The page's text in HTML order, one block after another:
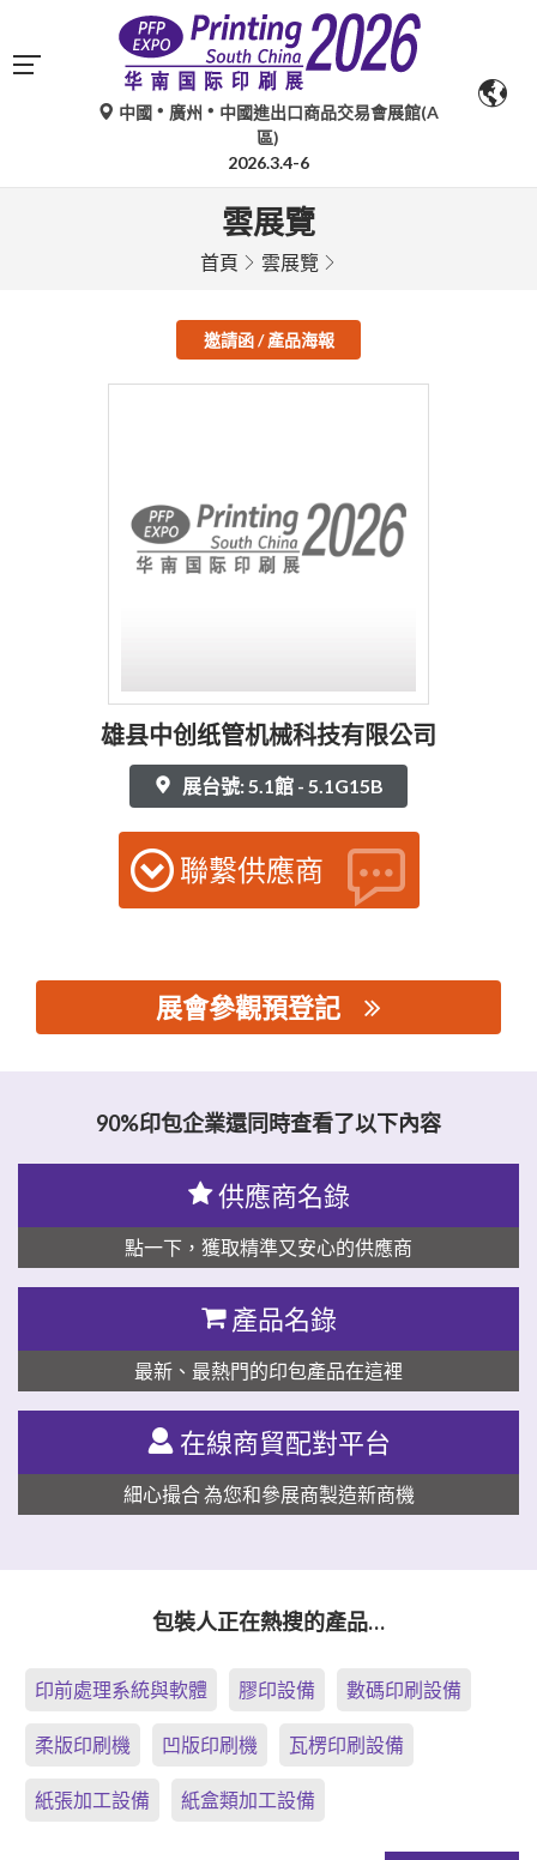
中國 廣州
中國進出口商品交易會展館(A
區)
2026.3.4-6
雲展覽
首頁 雲展覽
邀請函 / 產品海報
雄县中创纸管机械科技有限公司
展台號: 5.1館 - 5.1G15B
聯繫供應商
展會參觀預登記
90%印包企業還同時查看了以下內容
供應商名錄
點一下，獲取精準又安心的供應商
產品名錄
最新、最熱門的印包產品在這裡
在線商貿配對平台
細心撮合 為您和參展商製造新商機
包裝人正在熱搜的產品…
印前處理系統與軟體 膠印設備 數碼印刷設備
柔版印刷機 凹版印刷機 瓦楞印刷設備
紙張加工設備 紙盒類加工設備